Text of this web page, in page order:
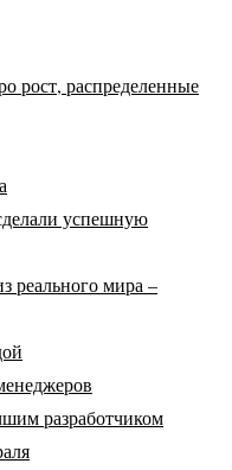
рост, распределенные
успешную
реального мира –
разработчиком